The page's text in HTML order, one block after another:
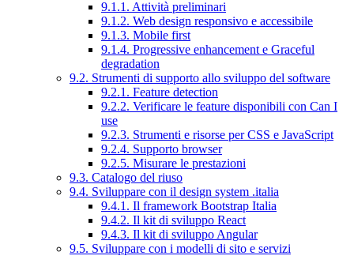
9.1.1. Attività preliminari
9.1.2. Web design responsivo e accessibile
9.1.3. Mobile first
9.1.4. Progressive enhancement e Graceful
degradation
9.2. Strumenti di supporto allo sviluppo del software
9.2.1. Feature detection
9.2.2. Verificare le feature disponibili con Can I
use
9.2.3. Strumenti e risorse per CSS e JavaScript
9.2.4. Supporto browser
9.2.5. Misurare le prestazioni
9.3. Catalogo del riuso
9.4. Sviluppare con il design system .italia
9.4.1. Il framework Bootstrap Italia
9.4.2. Il kit di sviluppo React
9.4.3. Il kit di sviluppo Angular
9.5. Sviluppare con i modelli di sito e servizi